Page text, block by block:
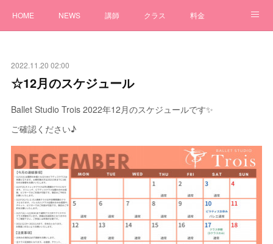
HOME NEWS 講師 クラス 料金
2022.11.20 02:00
☆12月のスケジュール
Ballet Studio Trois 2022年12月のスケジュールです✨
ご確認ください♪